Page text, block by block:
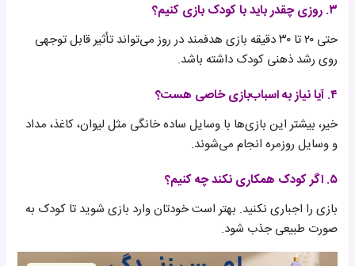
۳. روزی چقدر باید با کودک بازی کنیم؟
حتی ۲۰ تا ۳۰ دقیقه بازی هدفمند در روز می‌تواند تأثیر قابل توجهی
روی رشد ذهنی کودک داشته باشد.
۴. آیا نیاز به اسباب‌بازی خاصی هست؟
خیر، بیشتر این بازی‌ها با وسایل ساده خانگی مثل لیوان، کاغذ، مداد
و وسایل روزمره انجام می‌شوند.
۵. اگر کودک همکاری نکند چه کنیم؟
بازی را اجباری نکنید. بهتر است خودتان وارد بازی شوید تا کودک به
صورت طبیعی جذب شود.